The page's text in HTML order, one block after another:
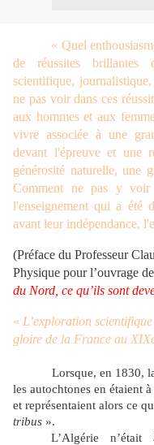
« Quel
de réussites brillantes
scientifique,
ne pas voir dans ces
aux hommes et aux
vivre associée à une
devant l'épreuve et une
générosité naturelle, une
Comment ne pas y
l'enseignement qui a été
avant leur indépendance,
(Préface du Professeur
Physique pour l’ouvrage de
du Nord, ce qu’ils sont
« L’exploration
gloire de la France au
Lorsque, en 1830, la
les autochtones en étaient
et représentaient alors ce
tribus ».
L’Algérie